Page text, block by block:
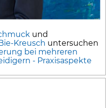
und
Kreusch untersuchen
bei mehreren
- Praxisaspekte